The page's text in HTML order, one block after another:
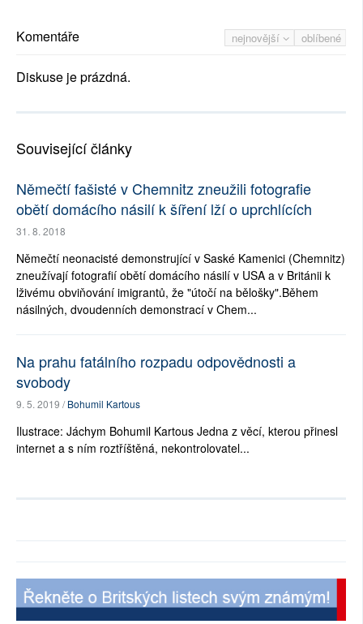
nejnovější oblíbené
Komentáře
Diskuse je prázdná.
Související články
Němečtí fašisté v Chemnitz zneužili fotografie
obětí domácího násilí k šíření lží o uprchlících
31. 8. 2018
Němečtí neonacisté demonstrující v Saské Kamenici (Chemnitz)
zneužívají fotografií obětí domácího násilí v USA a v Británii k
lživému obviňování imigrantů, že "útočí na bělošky".Během
násilných, dvoudenních demonstrací v Chem...
Na prahu fatálního rozpadu odpovědnosti a
svobody
9. 5. 2019 /Bohumil Kartous
Ilustrace: Jáchym Bohumil Kartous Jedna z věcí, kterou přinesl
internet a s ním roztříštěná, nekontrolovatel...